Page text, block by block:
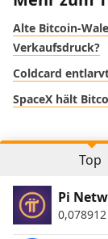
Alte Bitcoin-
Verkaufsdruck?
Coldcard
SpaceX hält
Top
Pi
0,078912